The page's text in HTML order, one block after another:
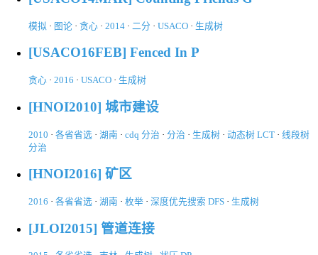
模拟 · 图论 · 贪心 · 2014 · 二分 · USACO · 生成树
[USACO16FEB] Fenced In P
贪心 · 2016 · USACO · 生成树
[HNOI2010] 城市建设
2010 · 各省省选 · 湖南 · cdq 分治 · 分治 · 生成树 · 动态树 LCT · 线段树
分治
[HNOI2016] 矿区
2016 · 各省省选 · 湖南 · 枚举 · 深度优先搜索 DFS · 生成树
[JLOI2015] 管道连接